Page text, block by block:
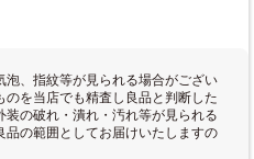
、指紋等が見られる場合がござい
を当店でも精査し良品と判断した
の破れ・潰れ・汚れ等が見られる
の範囲としてお届けいたしますの